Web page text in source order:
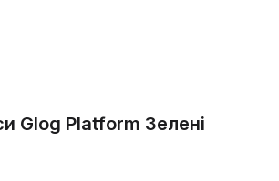
Glog Platform Зелені